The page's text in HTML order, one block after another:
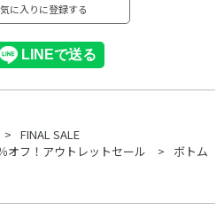
に入りに登録する
FINAL SALE
オフ！アウトレットセール
ボトム